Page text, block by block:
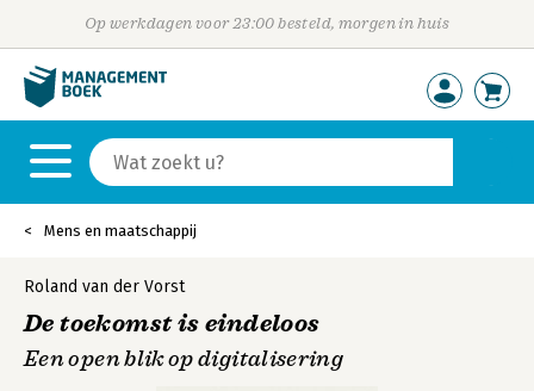
Op werkdagen voor 23:00 besteld, morgen in huis
Mens en maatschappij
Roland van der Vorst
De toekomst is eindeloos
Een open blik op digitalisering